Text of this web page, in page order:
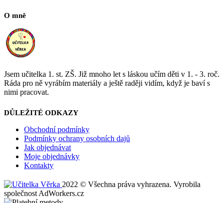
O mně
Jsem učitelka 1. st. ZŠ. Již mnoho let s láskou učím děti v 1. - 3. roč.
Ráda pro ně vyrábím materiály a ještě raději vidím, když je baví s
nimi pracovat.
DŮLEŽITÉ ODKAZY
Obchodní podmínky
Podmínky ochrany osobních dajů
Jak objednávat
Moje objednávky
Kontakty
2022 © Všechna práva vyhrazena. Vyrobila
společnost AdWorkers.cz